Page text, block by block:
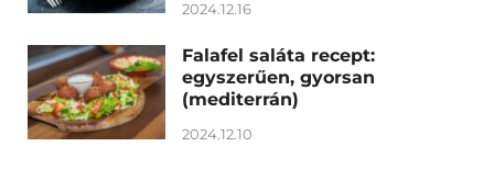
2024.12.16
Falafel saláta recept:
egyszerűen, gyorsan
(mediterrán)
2024.12.10